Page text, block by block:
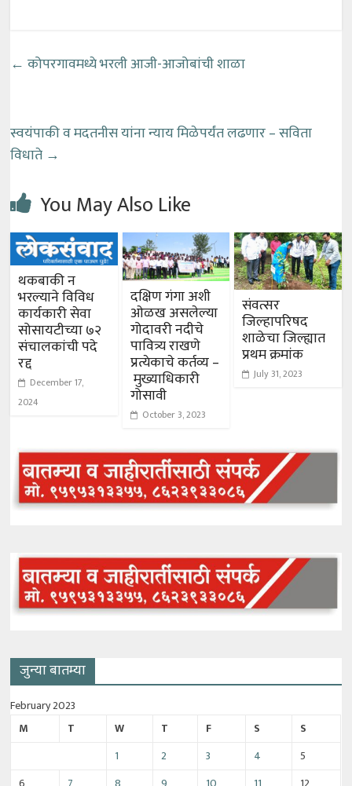
← कोपरगावमध्ये भरली आजी-आजोबांची शाळा
स्वयंपाकी व मदतनीस यांना न्याय मिळेपर्यंत लढणार – सविता
विधाते →
You May Also Like
थकबाकी न
भरल्याने विविध
कार्यकारी सेवा
सोसायटीच्या ७२
संचालकांची पदे
रद्द
December 17,
2024
दक्षिण गंगा अशी
ओळख असलेल्या
गोदावरी नदीचे
पावित्र्य राखणे
प्रत्येकाचे कर्तव्य –
मुख्याधिकारी
गोसावी
October 3, 2023
संवत्सर
जिल्हापरिषद
शाळेचा जिल्ह्यात
प्रथम क्रमांक
July 31, 2023
जुन्या बातम्या
February 2023
M
T W T F S
S
1
2 3 4
5